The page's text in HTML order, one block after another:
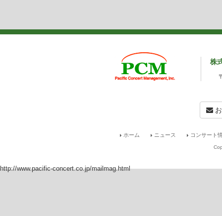
株
ホーム ニュース コンサート
http://www.pacific-concert.co.jp/mailmag.html